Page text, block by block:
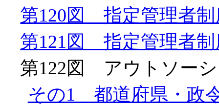
第120図 指定管理者制
第121図 指定管理者制
第122図 アウトソー
その1 都道府県・政